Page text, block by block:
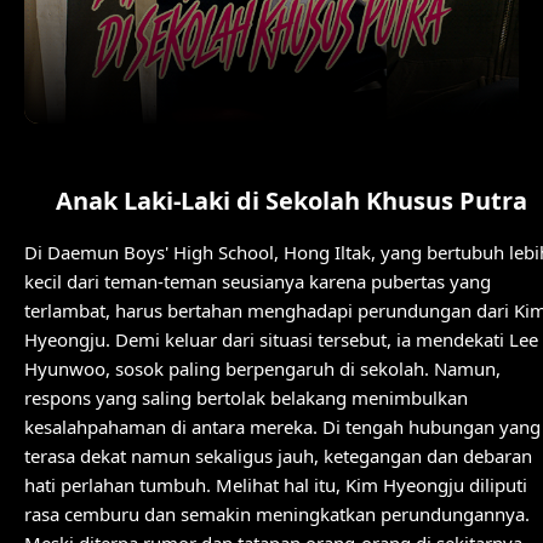
Anak Laki-Laki di Sekolah Khusus Putra
Di Daemun Boys' High School, Hong Iltak, yang bertubuh
kecil dari teman-teman seusianya karena pubertas yang
terlambat, harus bertahan menghadapi perundungan dari
Hyeongju. Demi keluar dari situasi tersebut, ia mendekati Lee
Hyunwoo, sosok paling berpengaruh di sekolah. Namun,
respons yang saling bertolak belakang menimbulkan
kesalahpahaman di antara mereka. Di tengah hubungan yang
terasa dekat namun sekaligus jauh, ketegangan dan debaran
hati perlahan tumbuh. Melihat hal itu, Kim Hyeongju diliputi
rasa cemburu dan semakin meningkatkan perundungannya.